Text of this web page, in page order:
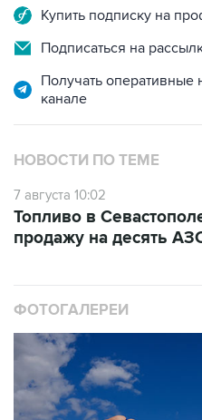
Купить подписку на
Подписаться на
Получать
канале
НОВОСТИ ПО ТЕМЕ
7 августа 10:02
Топливо в
продажу на десять
ФОТОГАЛЕРЕИ